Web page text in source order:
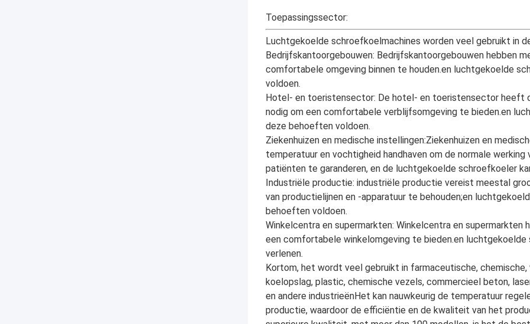
Toepassingssector:
Luchtgekoelde schroefkoelmachines worden veel gebruikt in
Bedrijfskantoorgebouwen: Bedrijfskantoorgebouwen hebben
comfortabele omgeving binnen te houden.en luchtgekoelde
voldoen.
Hotel- en toeristensector: De hotel- en toeristensector heeft
nodig om een comfortabele verblijfsomgeving te bieden.en
deze behoeften voldoen.
Ziekenhuizen en medische instellingen:Ziekenhuizen en
temperatuur en vochtigheid handhaven om de normale
patiënten te garanderen, en de luchtgekoelde schroefkoeler
Industriële productie: industriële productie vereist meestal
van productielijnen en -apparatuur te behouden;en
behoeften voldoen.
Winkelcentra en supermarkten: Winkelcentra en
een comfortabele winkelomgeving te bieden.en
verlenen.
Kortom, het wordt veel gebruikt in farmaceutische,
koelopslag, plastic, chemische vezels, commercieel beton,
en andere industrieënHet kan nauwkeurig de temperatuur
productie, waardoor de efficiëntie en de kwaliteit van het